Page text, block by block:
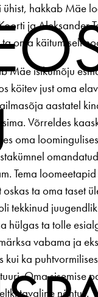
hakkab Mäe
ja Alek­sander
ta oma käi­tumiselt
Mäe isiku­mõju
köitev just oma
aastatel
Võrreldes
oma
Tema
ta oma taset
tekkinud
hülgas ta tolle
vabama ja
kui ka
Oma sisemise
tavaline nähtus.